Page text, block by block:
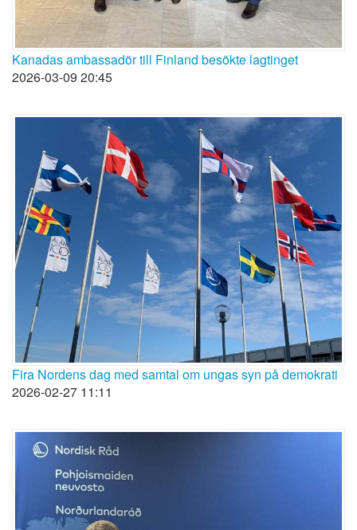
Kanadas ambassadör till Finland besökte lagtinget
2026-03-09 20:45
Fira Nordens dag med samtal om ungas syn på demokrati
2026-02-27 11:11